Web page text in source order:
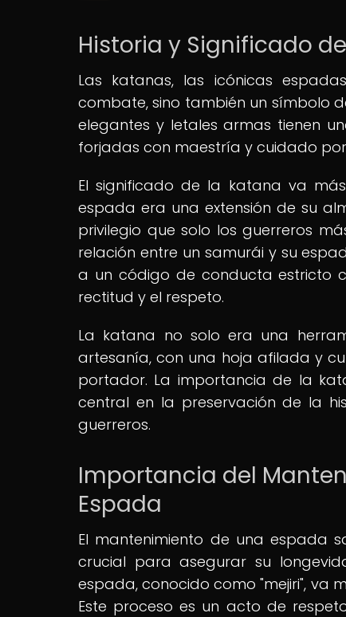
Historia y Significado
Las katanas, las icónicas
combate, sino también un símbolo
elegantes y letales armas tienen
forjadas con maestría y cuidado
El significado de la katana va
espada era una extensión de su
privilegio que solo los guerreros
relación entre un samurái y su
a un código de conducta estricto
rectitud y el respeto.
La katana no solo era una
artesanía, con una hoja afilada y
portador. La importancia de la
central en la preservación de la
guerreros.
Importancia del
Espada
El mantenimiento de una espada
crucial para asegurar su
espada, conocido como "mejiri", va
Este proceso es un acto de